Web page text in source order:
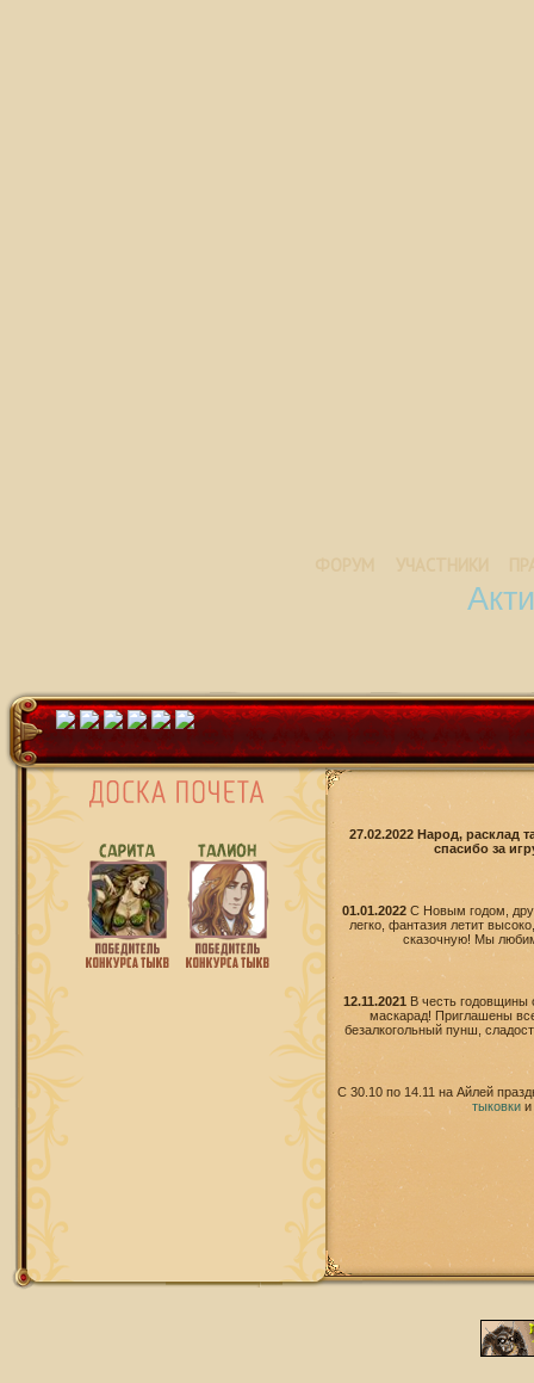
27.02.2022 Народ, расклад
спасибо за
01.01.2022 С Новым годом,
легко, фантазия летит
сказочную! Мы
12.11.2021
В честь годовщины
маскарад! Приглашены
безалкогольный пунш,
С 30.10 по 14.11 на Айлей
тыковкии